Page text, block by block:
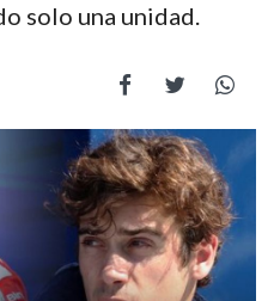
solo una unidad.